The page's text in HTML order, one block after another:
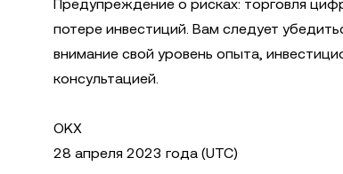
Предупреждение о рисках: торговля
потере инвестиций. Вам следует
внимание свой уровень опыта,
консультацией.
OKX
28 апреля 2023 года (UTC)